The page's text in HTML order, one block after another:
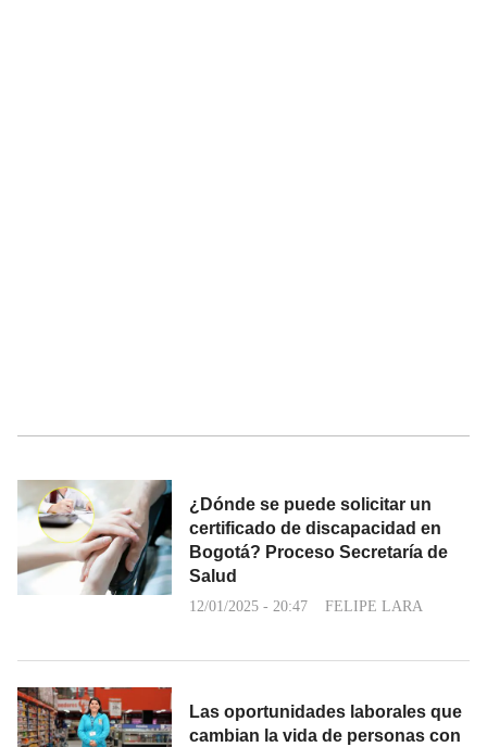
¿Dónde se puede solicitar un
certificado de discapacidad en
Bogotá? Proceso Secretaría de
Salud
12/01/2025 - 20:47 FELIPE LARA
Las oportunidades laborales que
cambian la vida de personas con